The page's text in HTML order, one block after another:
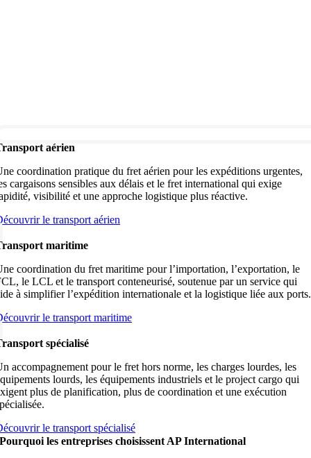
aérien
coordination pratique du fret aérien pour les expéditions urgentes,
cargaisons sensibles aux délais et le fret international qui exige
visibilité et une approche logistique plus réactive.
le transport aérien
maritime
coordination du fret maritime pour l’importation, l’exportation, le
le LCL et le transport conteneurisé, soutenue par un service qui
à simplifier l’expédition internationale et la logistique liée aux ports.
le transport maritime
spécialisé
accompagnement pour le fret hors norme, les charges lourdes, les
lourds, les équipements industriels et le project cargo qui
plus de planification, plus de coordination et une exécution
le transport spécialisé
Pourquoi les entreprises choisissent AP International